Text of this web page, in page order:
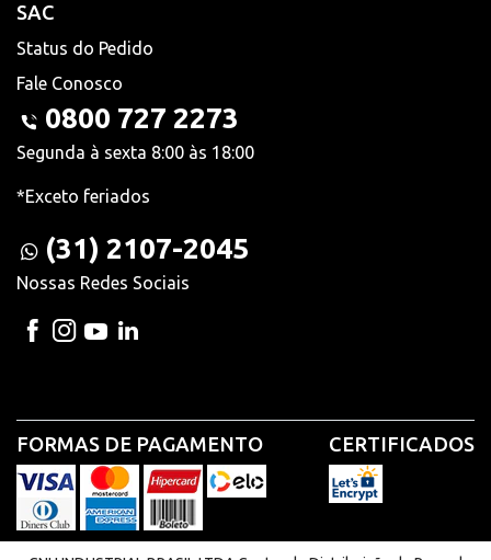
SAC
Status do Pedido
Fale Conosco
0800 727 2273
Segunda à sexta 8:00 às 18:00
*Exceto feriados
(31) 2107-2045
Nossas Redes Sociais
FORMAS DE PAGAMENTO CERTIFICADOS